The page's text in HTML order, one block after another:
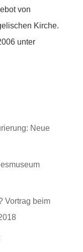
von
Kirche.
unter
Neue
Vortrag beim